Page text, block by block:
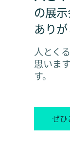
の展
あり
人とく
思いま
す。
ぜひ